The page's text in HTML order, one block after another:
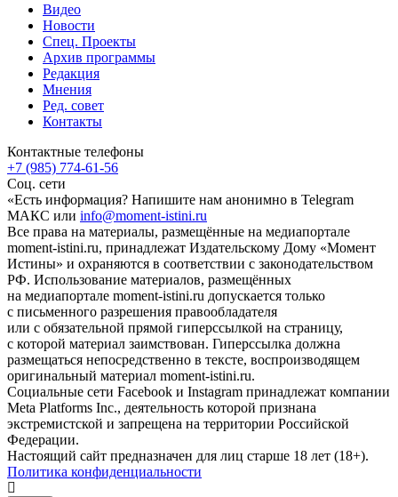
Видео
Новости
Спец. Проекты
Архив программы
Редакция
Мнения
Ред. совет
Контакты
Контактные телефоны
+7 (985) 774-61-56
Соц. сети
«Есть информация? Напишите нам анонимно в Telegram
МАКС или info@moment-istini.ru
Все права на материалы, размещённые на медиапортале
moment-istini.ru, принадлежат Издательскому Дому «Момент
Истины» и охраняются в соответствии с законодательством
РФ. Использование материалов, размещённых
на медиапортале moment-istini.ru допускается только
с письменного разрешения правообладателя
или с обязательной прямой гиперссылкой на страницу,
с которой материал заимствован. Гиперссылка должна
размещаться непосредственно в тексте, воспроизводящем
оригинальный материал moment-istini.ru.
Социальные сети Facebook и Instagram принадлежат компании
Meta Platforms Inc., деятельность которой признана
экстремистской и запрещена на территории Российской
Федерации.
Настоящий сайт предназначен для лиц старше 18 лет (18+).
Политика конфиденциальности